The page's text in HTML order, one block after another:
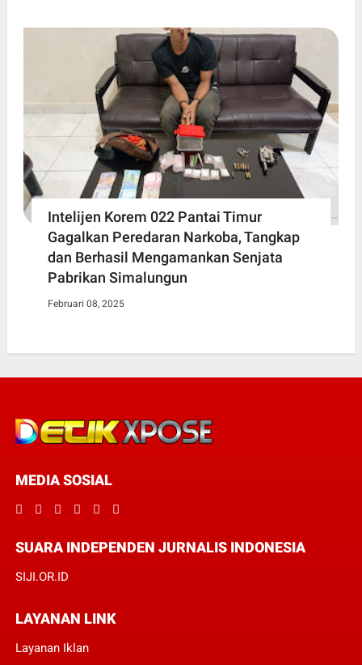
Intelijen Korem 022 Pantai Timur
Gagalkan Peredaran Narkoba, Tangkap
dan Berhasil Mengamankan Senjata
Pabrikan Simalungun
Februari 08, 2025
MEDIA SOSIAL
SUARA INDEPENDEN JURNALIS INDONESIA
SIJI.OR.ID
LAYANAN LINK
Layanan Iklan